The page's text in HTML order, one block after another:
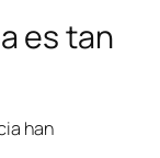
es tan
han